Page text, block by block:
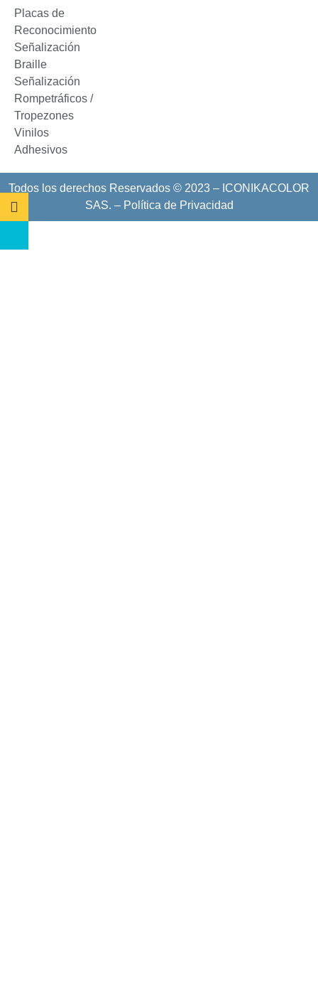
Placas de
Reconocimiento
Señalización
Braille
Señalización
Rompetráficos /
Tropezones
Vinilos
Adhesivos
Todos los derechos Reservados © 2023 – ICONIKACOLOR
SAS. – Política de Privacidad